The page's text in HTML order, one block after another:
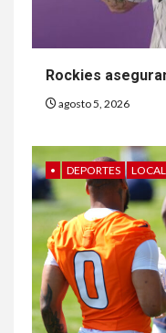
Rockies
agosto 5, 2026
• DEPORTES LOCAL